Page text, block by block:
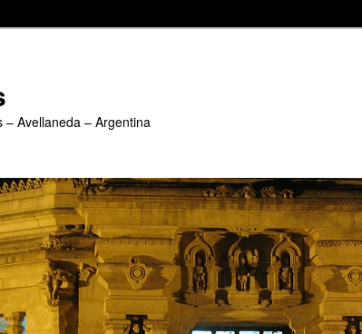
Avellaneda – Argentina